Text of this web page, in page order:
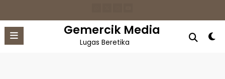
content
Gemercik Media
Lugas Beretika